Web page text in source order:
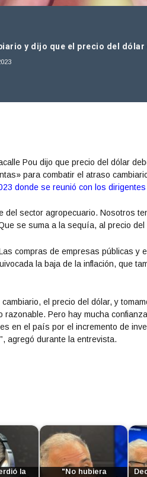
y dijo que el precio del dólar
Pou dijo que precio del dólar
para combatir el atraso
donde se reunió con los
del sector agropecuario. Nosotros
se suma a la sequía, al precio del
compras de empresas públicas y
la baja de la inflación, que
el precio del dólar, y
Pero hay mucha
en el país por el incremento de
agregó durante la entrevista.
la
"No hubiera